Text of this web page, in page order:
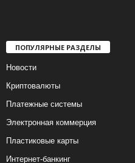
ПОПУЛЯРНЫЕ РАЗДЕЛЫ
Новости
Криптовалюты
Платежные системы
Электронная коммерция
Пластиковые карты
Интернет-банкинг